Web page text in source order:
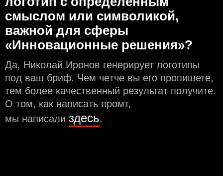
смыслом или символикой,
важной для сферы
«Инновационные решения»?
Да, Николай Иронов генерирует логотипы
под ваш бриф. Чем чeтче вы его пропишете,
тем более качественный результат получите.
О том, как написать промт,
мы написали здесь.